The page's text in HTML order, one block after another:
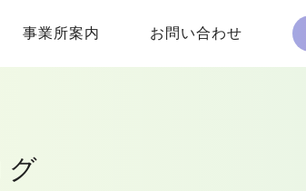
事業所案内 お問い合わせ
グ